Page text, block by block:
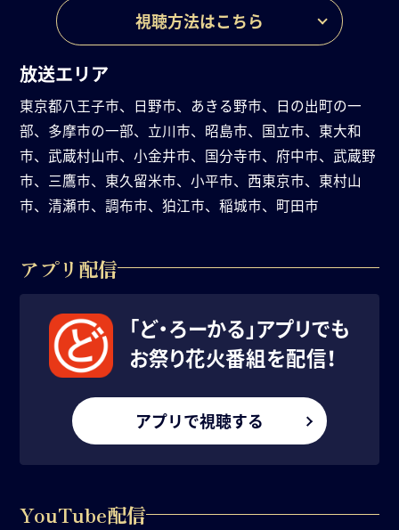
視聴方法はこちら
放送エリア
東京都八王子市、日野市、あきる野市、日の出町の一
部、多摩市の一部、立川市、昭島市、国立市、東大和
市、武蔵村山市、小金井市、国分寺市、府中市、武蔵野
市、三鷹市、東久留米市、小平市、西東京市、東村山
市、清瀬市、調布市、狛江市、稲城市、町田市
アプリ配信
「ど・ろーかる」アプリでも
お祭り花火番組を配信！
アプリで視聴する
YouTube配信